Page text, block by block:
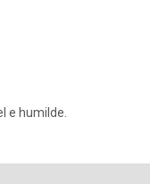
e humilde.